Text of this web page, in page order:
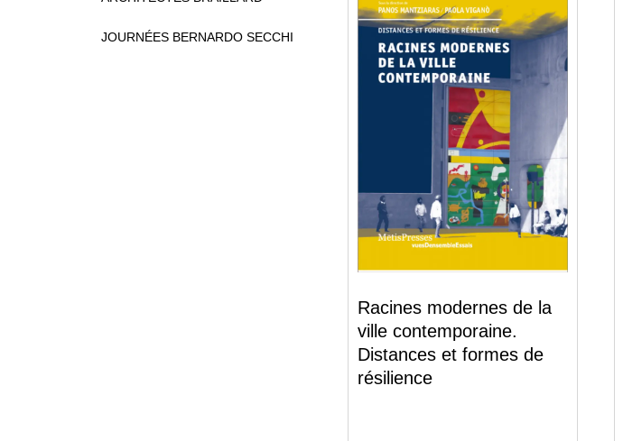
JOURNÉES BERNARDO SECCHI
Racines modernes de la
ville contemporaine.
Distances et formes de
résilience